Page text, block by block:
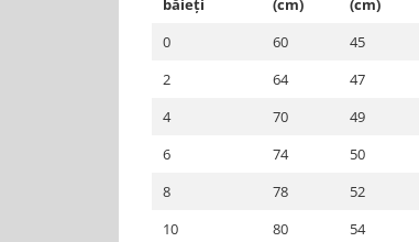
băieți
(cm)
(cm)
0
60 45
2
64 47
4
70 49
6
74 50
8
78 52
10
80 54